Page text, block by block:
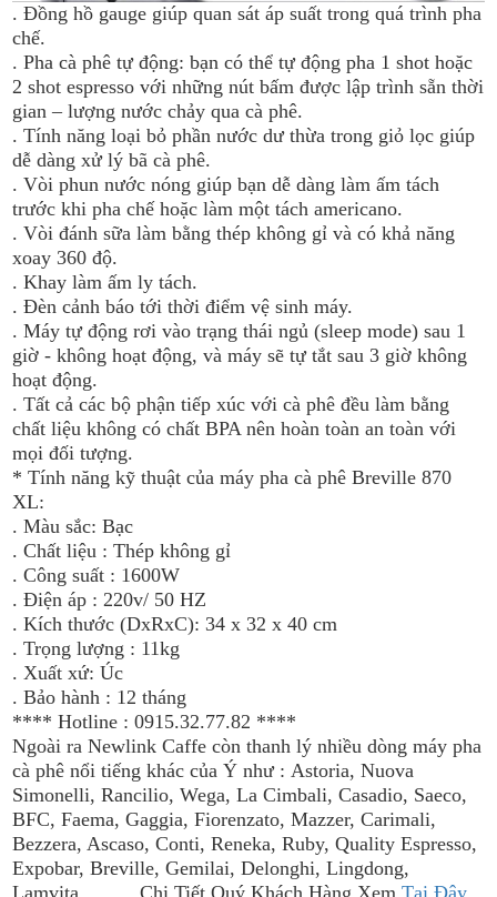
. Đồng hồ gauge giúp quan sát áp suất trong quá trình pha
chế.
. Pha cà phê tự động: bạn có thể tự động pha 1 shot hoặc
2 shot espresso với những nút bấm được lập trình sẵn thời
gian – lượng nước chảy qua cà phê.
. Tính năng loại bỏ phần nước dư thừa trong giỏ lọc giúp
dễ dàng xử lý bã cà phê.
. Vòi phun nước nóng giúp bạn dễ dàng làm ấm tách
trước khi pha chế hoặc làm một tách americano.
. Vòi đánh sữa làm bằng thép không gỉ và có khả năng
xoay 360 độ.
. Khay làm ấm ly tách.
. Đèn cảnh báo tới thời điểm vệ sinh máy.
. Máy tự động rơi vào trạng thái ngủ (sleep mode) sau 1
giờ - không hoạt động, và máy sẽ tự tắt sau 3 giờ không
hoạt động.
. Tất cả các bộ phận tiếp xúc với cà phê đều làm bằng
chất liệu không có chất BPA nên hoàn toàn an toàn với
mọi đối tượng.
* Tính năng kỹ thuật của máy pha cà phê Breville 870
XL:
. Màu sắc: Bạc
. Chất liệu : Thép không gỉ
. Công suất : 1600W
. Điện áp : 220v/ 50 HZ
. Kích thước (DxRxC): 34 x 32 x 40 cm
. Trọng lượng : 11kg
. Xuất xứ: Úc
. Bảo hành : 12 tháng
**** Hotline : 0915.32.77.82 ****
Ngoài ra Newlink Caffe còn thanh lý nhiều dòng máy pha
cà phê nổi tiếng khác của Ý như : Astoria, Nuova
Simonelli, Rancilio, Wega, La Cimbali, Casadio, Saeco,
BFC, Faema, Gaggia, Fiorenzato, Mazzer, Carimali,
Bezzera, Ascaso, Conti, Reneka, Ruby, Quality Espresso,
Expobar, Breville, Gemilai, Delonghi, Lingdong,
Lamvita ........ Chi Tiết Quý Khách Hàng XemTại Đây